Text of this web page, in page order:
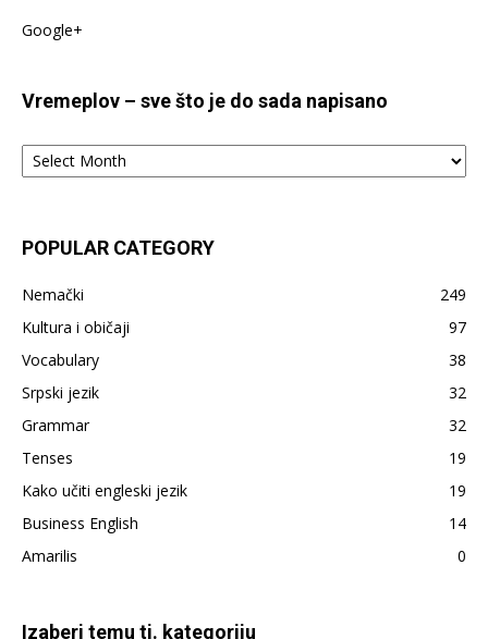
Google+
Vremeplov – sve što je do sada napisano
Vremeplov
do
napisano
POPULAR CATEGORY
Nemački
249
Kultura i običaji
97
Vocabulary
38
Srpski jezik
32
Grammar
32
Tenses
19
Kako učiti engleski jezik
19
Business English
14
Amarilis
0
Izaberi temu tj. kategoriju